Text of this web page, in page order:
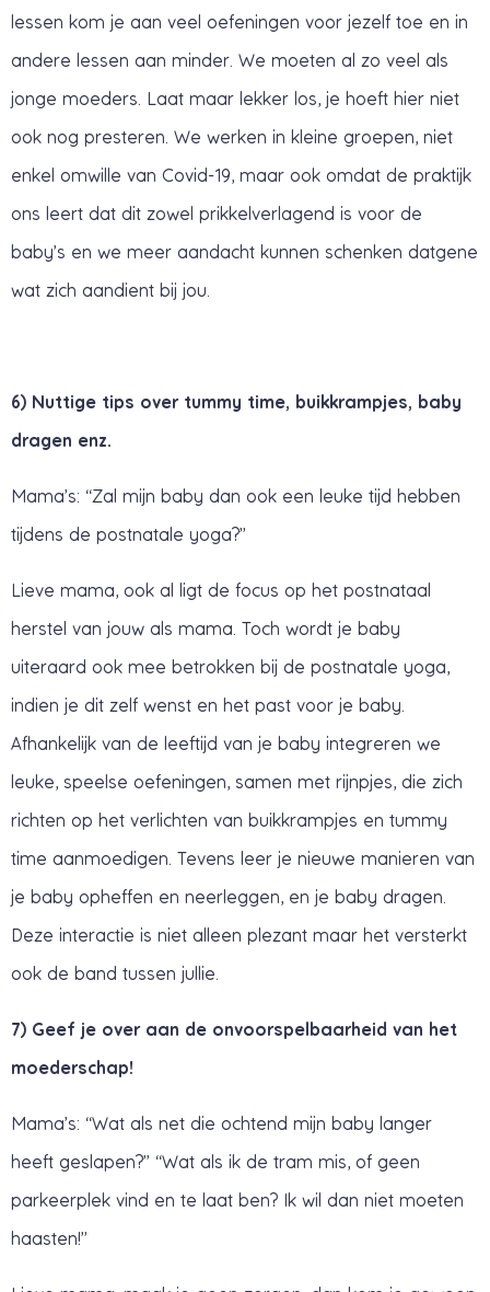
lessen kom je aan veel oefeningen voor jezelf toe en in
andere lessen aan minder. We moeten al zo veel als
jonge moeders. Laat maar lekker los, je hoeft hier niet
ook nog presteren. We werken in kleine groepen, niet
enkel omwille van Covid-19, maar ook omdat de praktijk
ons leert dat dit zowel prikkelverlagend is voor de
baby’s en we meer aandacht kunnen schenken datgene
wat zich aandient bij jou.
6) Nuttige tips over tummy time, buikkrampjes, baby
dragen enz.
Mama’s: “Zal mijn baby dan ook een leuke tijd hebben
tijdens de postnatale yoga?”
Lieve mama, ook al ligt de focus op het postnataal
herstel van jouw als mama. Toch wordt je baby
uiteraard ook mee betrokken bij de postnatale yoga,
indien je dit zelf wenst en het past voor je baby.
Afhankelijk van de leeftijd van je baby integreren we
leuke, speelse oefeningen, samen met rijnpjes, die zich
richten op het verlichten van buikkrampjes en tummy
time aanmoedigen. Tevens leer je nieuwe manieren van
je baby opheffen en neerleggen, en je baby dragen.
Deze interactie is niet alleen plezant maar het versterkt
ook de band tussen jullie.
7) Geef je over aan de onvoorspelbaarheid van het
moederschap!
Mama’s: “Wat als net die ochtend mijn baby langer
heeft geslapen?” “Wat als ik de tram mis, of geen
parkeerplek vind en te laat ben? Ik wil dan niet moeten
haasten!”